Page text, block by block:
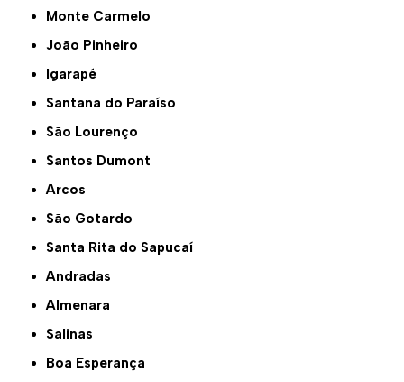
Monte Carmelo
João Pinheiro
Igarapé
Santana do Paraíso
São Lourenço
Santos Dumont
Arcos
São Gotardo
Santa Rita do Sapucaí
Andradas
Almenara
Salinas
Boa Esperança